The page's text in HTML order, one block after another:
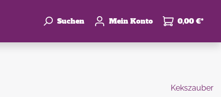
Suchen Mein Konto 0,00 €*
Kekszauber